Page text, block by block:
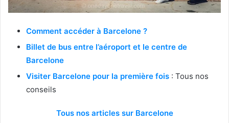
Comment accéder à Barcelone ?
Billet de bus entre l’aéroport et le centre de
Barcelone
Visiter Barcelone pour la première fois : Tous nos
conseils
Tous nos articles sur Barcelone